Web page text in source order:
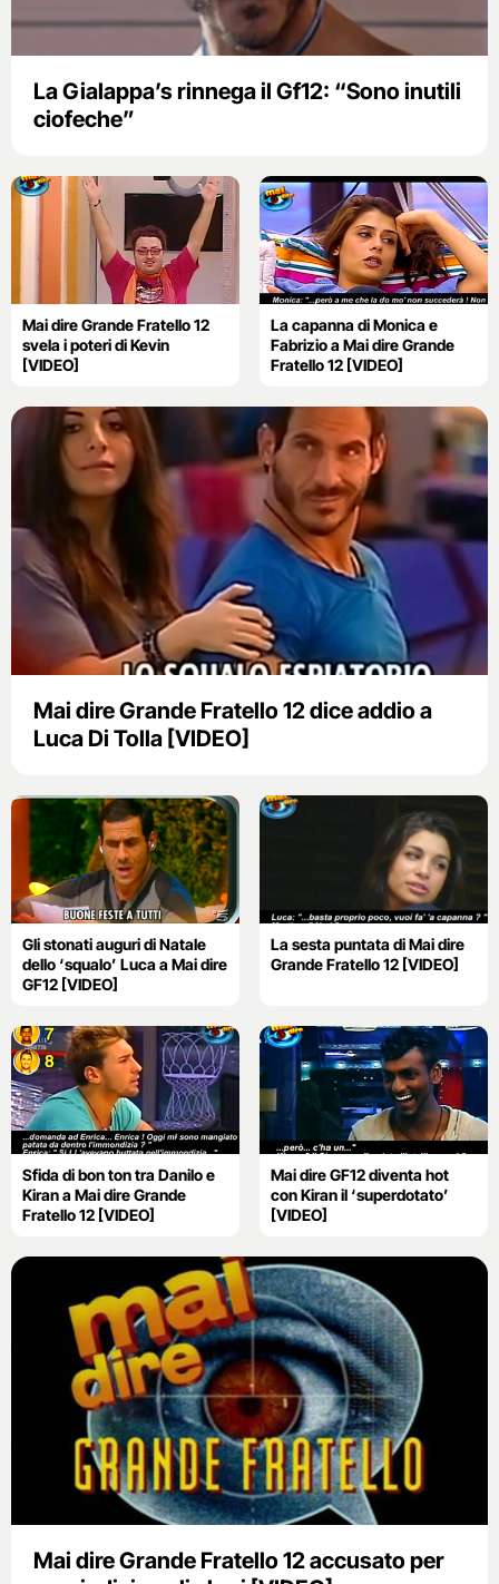
La Gialappa’s rinnega il Gf12: “Sono inutili
ciofeche”
Mai dire Grande Fratello 12
svela i poteri di Kevin
[VIDEO]
La capanna di Monica e
Fabrizio a Mai dire Grande
Fratello 12 [VIDEO]
Mai dire Grande Fratello 12 dice addio a
Luca Di Tolla [VIDEO]
Gli stonati auguri di Natale
dello ‘squalo’ Luca a Mai dire
GF12 [VIDEO]
La sesta puntata di Mai dire
Grande Fratello 12 [VIDEO]
Sfida di bon ton tra Danilo e
Kiran a Mai dire Grande
Fratello 12 [VIDEO]
Mai dire GF12 diventa hot
con Kiran il ‘superdotato’
[VIDEO]
Mai dire Grande Fratello 12 accusato per